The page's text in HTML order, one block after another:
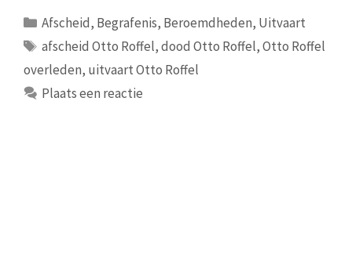
Categorieën
Afscheid, Begrafenis, Beroemdheden, Uitvaart
Tags
afscheid Otto Roffel,dood Otto Roffel,Otto Roffel
overleden, uitvaart Otto Roffel
Plaats een reactie